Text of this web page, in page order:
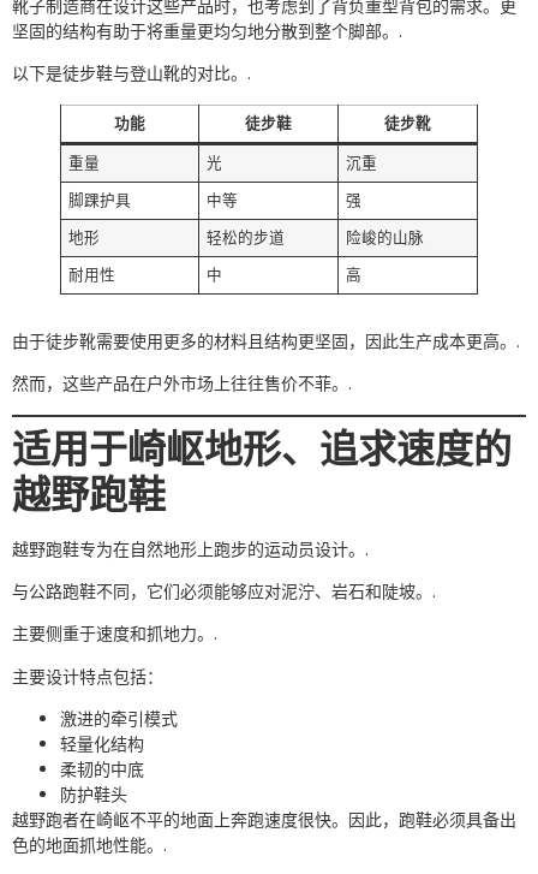
靴子制造商在设计这些产品时，也考虑到了背负重型背包的需求。更
坚固的结构有助于将重量更均匀地分散到整个脚部。.
以下是徒步鞋与登山靴的对比。.
功能 徒步鞋
徒步靴
重量
光
沉重
脚踝护具
中等
强
地形
轻松的步道
险峻的山脉
耐用性
中 高
由于徒步靴需要使用更多的材料且结构更坚固，因此生产成本更高。.
然而，这些产品在户外市场上往往售价不菲。.
适用于崎岖地形、追求速度的
越野跑鞋
越野跑鞋专为在自然地形上跑步的运动员设计。.
与公路跑鞋不同，它们必须能够应对泥泞、岩石和陡坡。.
主要侧重于速度和抓地力。.
主要设计特点包括：
激进的牵引模式
轻量化结构
柔韧的中底
防护鞋头
越野跑者在崎岖不平的地面上奔跑速度很快。因此，跑鞋必须具备出
色的地面抓地性能。.